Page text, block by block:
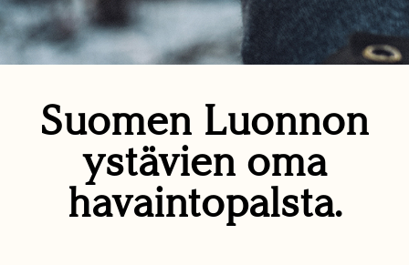
Suomen Luonnon
ystävien oma
havaintopalsta.